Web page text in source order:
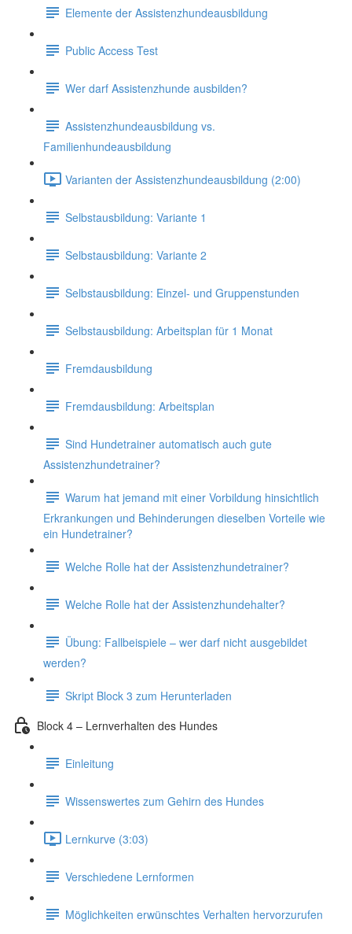
Elemente der Assistenzhundeausbildung
Public Access Test
Wer darf Assistenzhunde ausbilden?
Assistenzhundeausbildung vs.
Familienhundeausbildung
Varianten der Assistenzhundeausbildung (2:00)
Selbstausbildung: Variante 1
Selbstausbildung: Variante 2
Selbstausbildung: Einzel- und Gruppenstunden
Selbstausbildung: Arbeitsplan für 1 Monat
Fremdausbildung
Fremdausbildung: Arbeitsplan
Sind Hundetrainer automatisch auch gute
Assistenzhundetrainer?
Warum hat jemand mit einer Vorbildung hinsichtlich
Erkrankungen und Behinderungen dieselben Vorteile wie
ein Hundetrainer?
Welche Rolle hat der Assistenzhundetrainer?
Welche Rolle hat der Assistenzhundehalter?
Übung: Fallbeispiele – wer darf nicht ausgebildet
werden?
Skript Block 3 zum Herunterladen
Block 4 – Lernverhalten des Hundes
Einleitung
Wissenswertes zum Gehirn des Hundes
Lernkurve (3:03)
Verschiedene Lernformen
Möglichkeiten erwünschtes Verhalten hervorzurufen